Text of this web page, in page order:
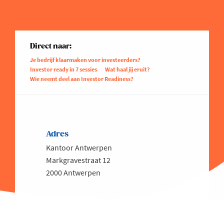
Direct naar:
Je bedrijf klaarmaken voor investeerders?
Investor ready in 7 sessies
Wat haal jij eruit?
Wie neemt deel aan Investor Readiness?
Adres
Kantoor Antwerpen
Markgravestraat 12
2000 Antwerpen